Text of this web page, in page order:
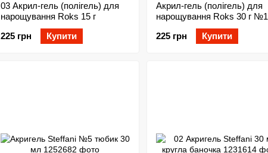
03 Акрил-гель (полігель) для
нарощування Roks 15 г
225 грн
Купити
Акрил-гель (полігель) для
нарощування Roks 30 г №1
225 грн
Купити